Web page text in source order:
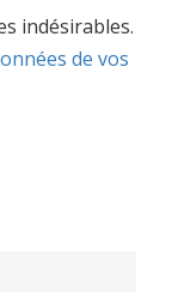
indésirables.
de vos